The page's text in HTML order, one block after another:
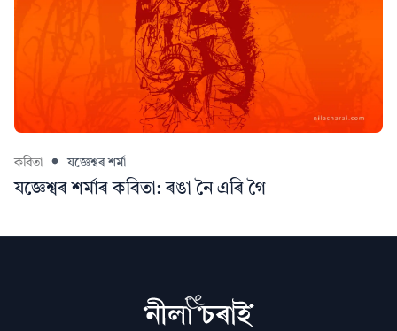
কবিতা যজ্ঞেশ্বৰ শৰ্মা
যজ্ঞেশ্বৰ শৰ্মাৰ কবিতা: ৰঙা নৈ এৰি গৈ